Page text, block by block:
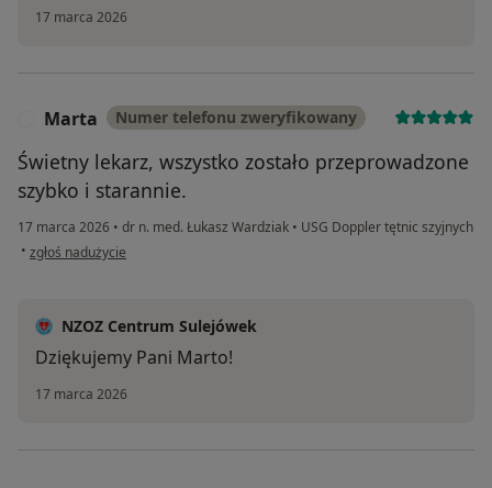
17 marca 2026
Marta Numer telefonu zweryfikowany
Świetny lekarz, wszystko zostało przeprowadzone
szybko i starannie.
17 marca 2026 • dr n. med. Łukasz Wardziak • USG Doppler tętnic szyjnych
• w opinii użytkownika Marta
zgłoś nadużycie
NZOZ Centrum Sulejówek
Dziękujemy Pani Marto!
17 marca 2026